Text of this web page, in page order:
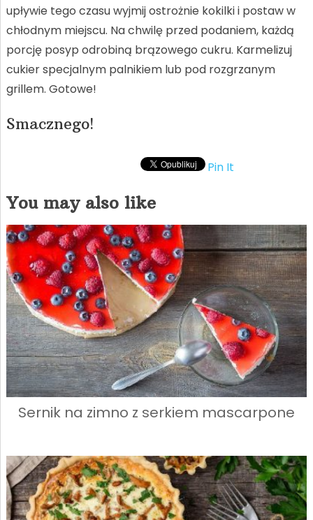
upływie tego czasu wyjmij ostrożnie kokilki i postaw w
chłodnym miejscu. Na chwilę przed podaniem, każdą
porcję posyp odrobiną brązowego cukru. Karmelizuj
cukier specjalnym palnikiem lub pod rozgrzanym
grillem. Gotowe!
Smacznego!
Pin It
You may also like
Sernik na zimno z serkiem mascarpone